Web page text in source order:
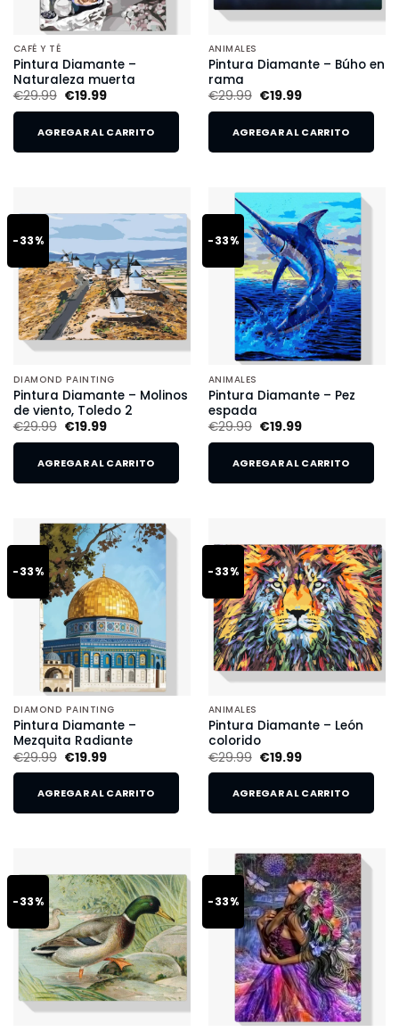
CAFÉ Y TÉ
Pintura Diamante –
Naturaleza muerta
€29.99 €19.99
AGREGAR AL CARRITO
ANIMALES
Pintura Diamante – Búho en
rama
€29.99 €19.99
AGREGAR AL CARRITO
-33%
DIAMOND PAINTING
Pintura Diamante – Molinos
de viento, Toledo 2
€29.99 €19.99
AGREGAR AL CARRITO
-33%
ANIMALES
Pintura Diamante – Pez
espada
€29.99 €19.99
AGREGAR AL CARRITO
-33%
DIAMOND PAINTING
Pintura Diamante –
Mezquita Radiante
€29.99 €19.99
AGREGAR AL CARRITO
-33%
ANIMALES
Pintura Diamante – León
colorido
€29.99 €19.99
AGREGAR AL CARRITO
-33% -33%